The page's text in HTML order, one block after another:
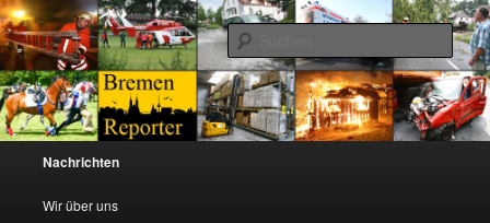
Bremenreporter
TV Journalisten berichten ueber ihre Arbeit aus Bremen und Niedersachsen
Hauptmenü
Zum Inhalt wechseln
Zum sekundären Inhalt wechseln
Nachrichten
Wir über uns